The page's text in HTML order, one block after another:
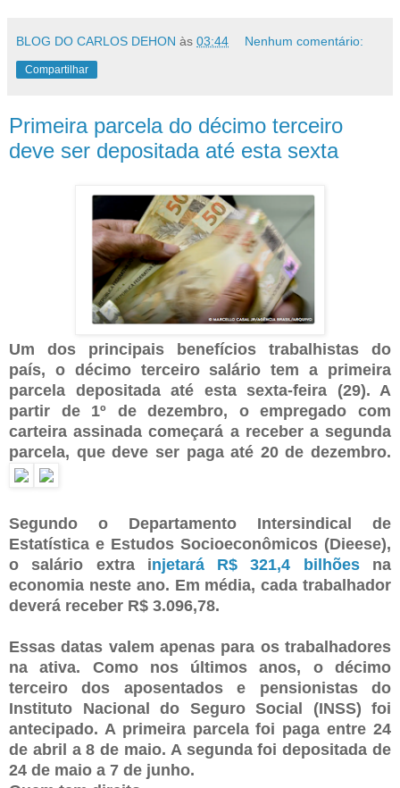
BLOG DO CARLOS DEHON às 03:44 Nenhum comentário:
Compartilhar
Primeira parcela do décimo terceiro
deve ser depositada até esta sexta
Um dos principais benefícios trabalhistas do
país, o décimo terceiro salário tem a primeira
parcela depositada até esta sexta-feira (29). A
partir de 1º de dezembro, o empregado com
carteira assinada começará a receber a segunda
parcela, que deve ser paga até 20 de dezembro.
Segundo o Departamento Intersindical de
Estatística e Estudos Socioeconômicos (Dieese),
o salário extra injetará R$ 321,4 bilhõesna
economia neste ano. Em média, cada trabalhador
deverá receber R$ 3.096,78.
Essas datas valem apenas para os trabalhadores
na ativa. Como nos últimos anos, o décimo
terceiro dos aposentados e pensionistas do
Instituto Nacional do Seguro Social (INSS) foi
antecipado. A primeira parcela foi paga entre 24
de abril a 8 de maio. A segunda foi depositada de
24 de maio a 7 de junho.